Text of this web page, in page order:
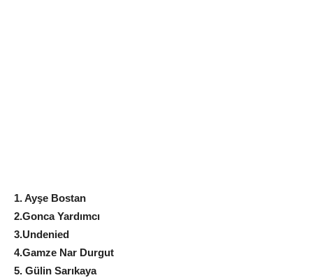
1. Ayşe Bostan
2.Gonca Yardımcı
3.Undenied
4.Gamze Nar Durgut
5. Gülin Sarıkaya